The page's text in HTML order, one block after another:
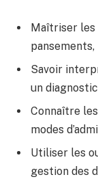
Maîtriser les
Savoir
un
Connaître
modes
Utiliser les
gestion des